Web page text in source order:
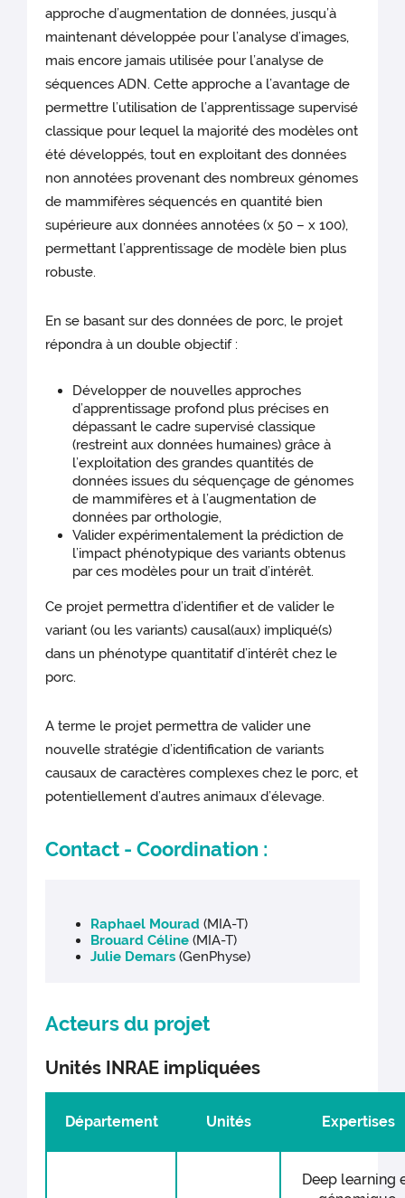
approche d’augmentation de données, jusqu’à
maintenant développée pour l’analyse d’images,
mais encore jamais utilisée pour l’analyse de
séquences ADN. Cette approche a l’avantage de
permettre l’utilisation de l’apprentissage supervisé
classique pour lequel la majorité des modèles ont
été développés, tout en exploitant des données
non annotées provenant des nombreux génomes
de mammifères séquencés en quantité bien
supérieure aux données annotées (x 50 – x 100),
permettant l’apprentissage de modèle bien plus
robuste.
En se basant sur des données de porc, le projet
répondra à un double objectif :
Développer de nouvelles approches
d’apprentissage profond plus précises en
dépassant le cadre supervisé classique
(restreint aux données humaines) grâce à
l’exploitation des grandes quantités de
données issues du séquençage de génomes
de mammifères et à l’augmentation de
données par orthologie,
Valider expérimentalement la prédiction de
l’impact phénotypique des variants obtenus
par ces modèles pour un trait d’intérêt.
Ce projet permettra d’identifier et de valider le
variant (ou les variants) causal(aux) impliqué(s)
dans un phénotype quantitatif d’intérêt chez le
porc.
A terme le projet permettra de valider une
nouvelle stratégie d’identification de variants
causaux de caractères complexes chez le porc, et
potentiellement d’autres animaux d’élevage.
Contact - Coordination :
Raphael Mourad (MIA-T)
Brouard Céline (MIA-T)
Julie Demars (GenPhyse)
Acteurs du projet
Unités INRAE impliquées
Département Unités Expertises
Deep learning